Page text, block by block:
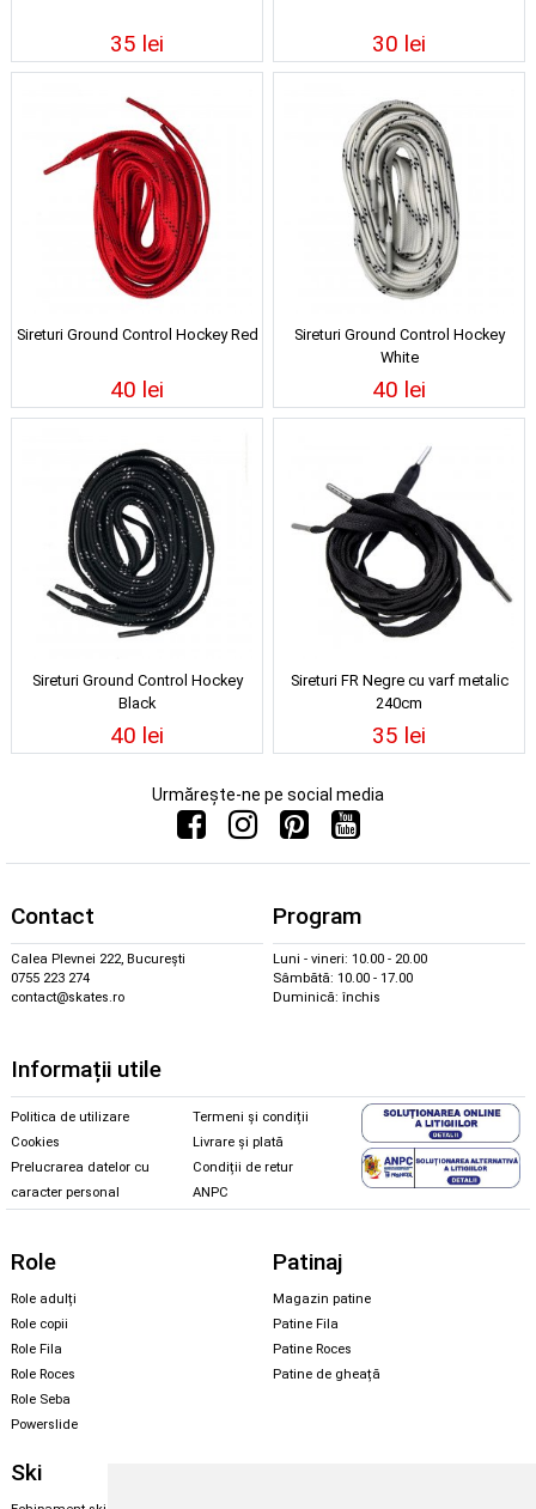
35 lei 30 lei
Sireturi Ground Control Hockey Red
40 lei
Sireturi Ground Control Hockey
White
40 lei
Sireturi Ground Control Hockey
Black
40 lei
Sireturi FR Negre cu varf metalic
240cm
35 lei
Urmărește-ne pe social media
Contact
Calea Plevnei 222, București
0755 223 274
contact@skates.ro
Program
Luni - vineri: 10.00 - 20.00
Sâmbătă: 10.00 - 17.00
Duminică: închis
Informații utile
Politica de utilizare
Cookies
Prelucrarea datelor cu
caracter personal
Termeni și condiții
Livrare și plată
Condiții de retur
ANPC
Role
Role adulți
Role copii
Role Fila
Role Roces
Role Seba
Powerslide
Patinaj
Magazin patine
Patine Fila
Patine Roces
Patine de gheață
Ski